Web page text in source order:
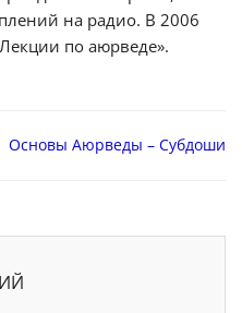
на радио. В 2006
по аюрведе».
Основы Аюрведы – Субдоши